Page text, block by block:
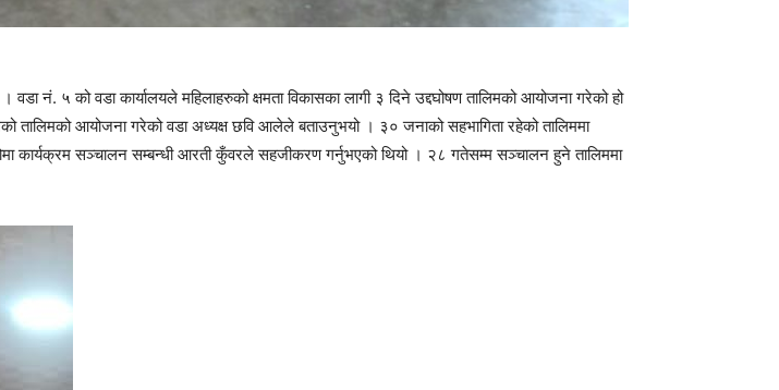
नं. ५ को वडा कार्यालयले महिलाहरुको क्षमता विकासका लागी ३ दिने उद्दघोषण तालिमको आयोजना गरेको हो
तालिमको आयोजना गरेको वडा अध्यक्ष छवि आलेले बताउनुभयो । ३० जनाको सहभागिता रहेको तालिममा
कार्यक्रम सञ्चालन सम्बन्धी आरती कुँवरले सहजीकरण गर्नुभएको थियो । २८ गतेसम्म सञ्चालन हुने तालिममा